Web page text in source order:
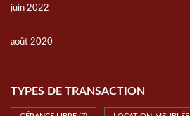
juin 2022
août 2020
TYPES DE TRANSACTION